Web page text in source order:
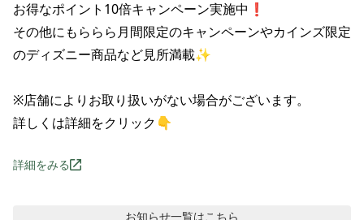
お得なポイント10倍キャンペーン実施中❗
その他にもららら月間限定のキャンペーンやカインズ限定
のディズニー商品など見所満載✨
※店舗によりお取り扱いがない場合がございます。
詳しくは詳細をクリック👇
詳細をみる
お知らせ一覧はこちら